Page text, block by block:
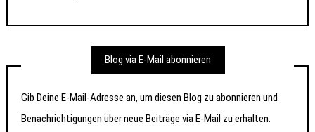
Blog via E-Mail abonnieren
Gib Deine E-Mail-Adresse an, um diesen Blog zu abonnieren und
Benachrichtigungen über neue Beiträge via E-Mail zu erhalten.